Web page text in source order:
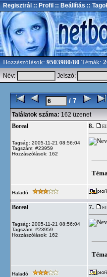
Regisztrál :: Profil :: Beállítás ::
Hozzászólások: 9503980/80 Témák:
Név:
Jelszó:
/ 7
Találatok száma: 162 üzenet
Boreal
Tagság: 2005-11-21 08:56:04
Tagszám: #23959
Hozzászólások: 162
8.
Haladó
Boreal
Tagság: 2005-11-21 08:56:04
Tagszám: #23959
Hozzászólások: 162
7.
Haladó